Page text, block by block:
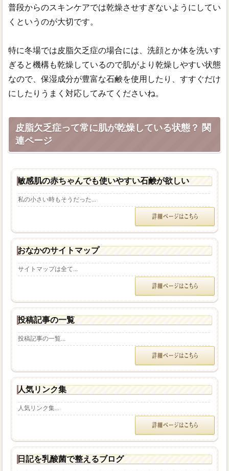
普段からのスキンケアでは乾燥させすぎないようにしてい
くというのが大切です。
特に冬場では皮脂欠乏症の場合には、洗顔とか体を洗いす
ぎると機構も乾燥しているので肌がより乾燥しやすい状態
なので、保湿成分が豊富な石鹸を使用したり、すすぐだけ
にしたりうまく対応してみてくださいね。
皮脂欠乏症って常に肌が乾燥している状態？ 関
連ページ
敏感肌の赤ちゃんでも使いやすい石鹸が欲しい
私の小さい時もそうだった...
おなかのサイトマップ
サイトマップは全て...
投稿記事の一覧
投稿記事の一覧...
人気リンク集
人気リンク集...
日記を乳酸菌で整えるブログ